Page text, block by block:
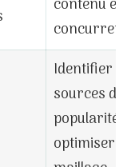
contenu et
concurrents
Identifier les
sources de
popularité et
optimiser